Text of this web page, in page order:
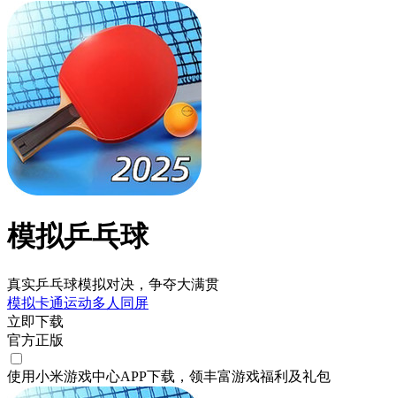
模拟乒乓球
真实乒乓球模拟对决，争夺大满贯
模拟卡通运动多人同屏
立即下载
官方正版
使用小米游戏中心APP下载 ，领丰富游戏福利 及礼包